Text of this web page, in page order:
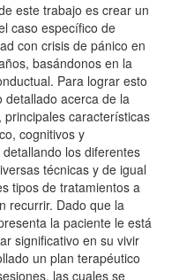
este trabajo es crear un
caso específico de
con crisis de pánico en
basándonos en la
Para lograr esto
detallado acerca de la
características
cognitivos y
los diferentes
técnicas y de igual
tipos de tratamientos a
recurrir. Dado que la
la paciente le está
significativo en su vivir
un plan terapéutico
las cuales se